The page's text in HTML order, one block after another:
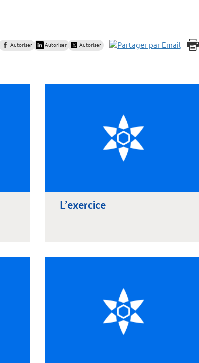
Autoriser Autoriser Autoriser
L'exercice